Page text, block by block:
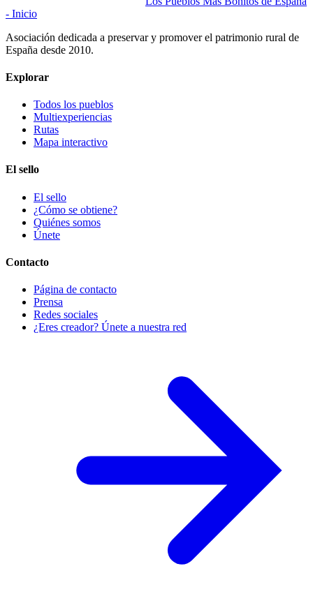
- Inicio
Asociación dedicada a preservar y promover el patrimonio rural de
España desde 2010.
Explorar
Todos los pueblos
Multiexperiencias
Rutas
Mapa interactivo
El sello
El sello
¿Cómo se obtiene?
Quiénes somos
Únete
Contacto
Página de contacto
Prensa
Redes sociales
¿Eres creador? Únete a nuestra red